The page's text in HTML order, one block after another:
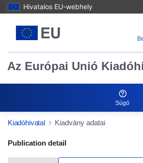
Hivatalos EU-webhely
Az Európai Unió
Súgó
Kiadóhivatal Kiadvány adatai
Publication Detail Actions
Publication detail